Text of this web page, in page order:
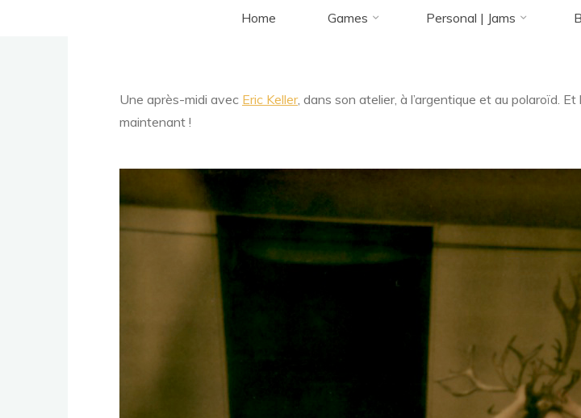
Home Games Personal | Jams
Florence
AccueilZArchive
Une après-midi avec Eric Keller, dans son atelier, à l’argentique et au polaroïd.
maintenant !